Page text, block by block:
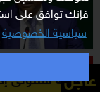
فإنك توافق على
سياسية الخصوصية
عاجل مطار